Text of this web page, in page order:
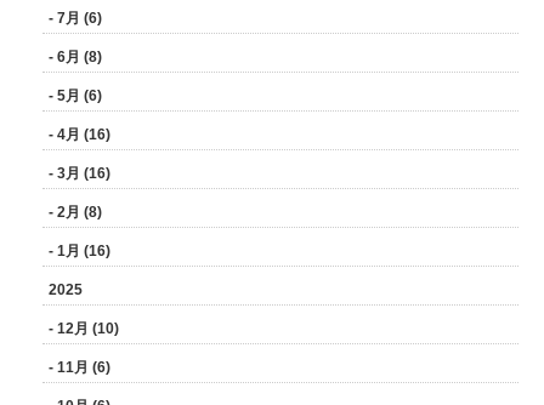
- 7月 (6)
- 6月 (8)
- 5月 (6)
- 4月 (16)
- 3月 (16)
- 2月 (8)
- 1月 (16)
2025
- 12月 (10)
- 11月 (6)